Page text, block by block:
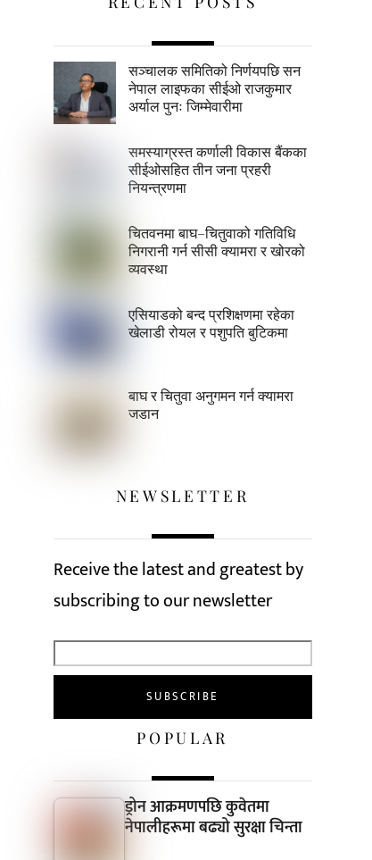
सञ्चालक समितिको निर्णयपछि सन
नेपाल लाइफका सीईओ राजकुमार
अर्याल पुनः जिम्मेवारीमा
समस्याग्रस्त कर्णाली विकास बैंकका
सीईओसहित तीन जना प्रहरी
नियन्त्रणमा
चितवनमा बाघ–चितुवाको गतिविधि
निगरानी गर्न सीसी क्यामरा र खोरको
व्यवस्था
एसियाडको बन्द प्रशिक्षणमा रहेका
खेलाडी रोयल र पशुपति बुटिकमा
बाघ र चितुवा अनुगमन गर्न क्यामरा
जडान
NEWSLETTER
Receive the latest and greatest by
subscribing to our newsletter
POPULAR
ड्रोन आक्रमणपछि कुवेतमा
नेपालीहरूमा बढ्यो सुरक्षा चिन्ता